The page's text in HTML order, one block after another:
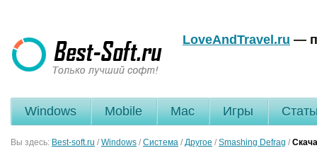
LoveAndTravel.ru —
Windows Mobile Mac Игры
Вы здесь: Best-soft.ru / Windows / Система / Другое / Smashing Defrag /